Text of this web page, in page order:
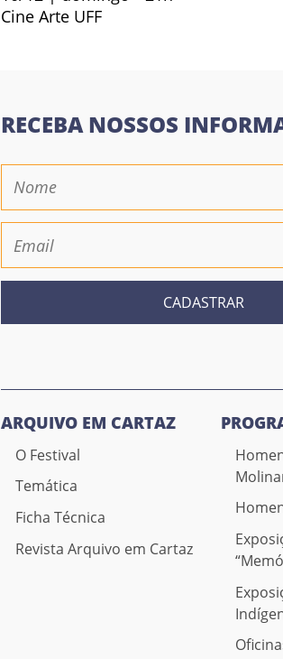
Cine Arte UFF
RECEBA NOSSOS
CADASTRAR
ARQUIVO EM CARTAZ
O Festival
Temática
Ficha Técnica
Revista Arquivo em Cartaz